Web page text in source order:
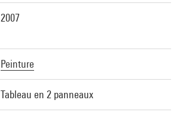
2007
Peinture
Tableau en 2 panneaux